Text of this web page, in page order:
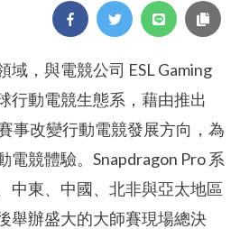
域，與電競公司 ESL Gaming
行動電競生態系，藉由推出
事改變行動電競發展方向，為
電競體驗。Snapdragon Pro 系
中東、中國、北非與亞太地區
舉辦盛大的大師賽現場總決